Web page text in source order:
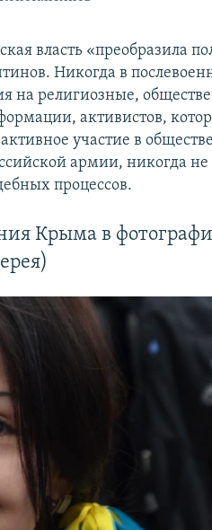
власть «преобразила
Никогда в
на религиозные,
активистов,
участие в
армии, никогда не
процессов.
Крыма в